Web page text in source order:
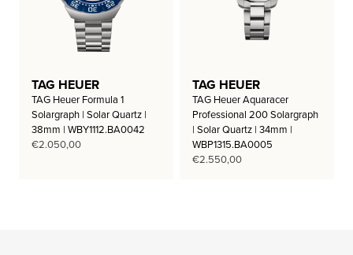
TAG HEUER
TAG Heuer Formula 1
Solargraph | Solar Quartz |
38mm | WBY1112.BA0042
€2.050,00
TAG HEUER
TAG Heuer Aquaracer
Professional 200 Solargraph
| Solar Quartz | 34mm |
WBP1315.BA0005
€2.550,00